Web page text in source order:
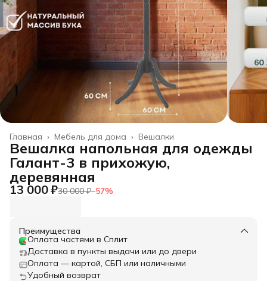
Вешалки
Мебель для дома ›
Главная ›
Вешалка напольная для одежды
Галант-3 в прихожую,
деревянная
13 000 ₽30 000 ₽−57%
Преимущества
Оплата частями в Сплит
Доставка в пункты выдачи или до двери
Оплата — картой, СБП или наличными
Удобный возврат